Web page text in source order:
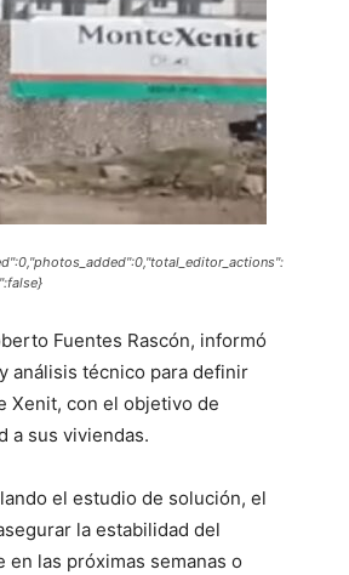
Fuentes Rascón, informó
análisis técnico para definir
Xenit, con el objetivo de
a sus viviendas.
el estudio de solución, el
la estabilidad del
en las próximas semanas o